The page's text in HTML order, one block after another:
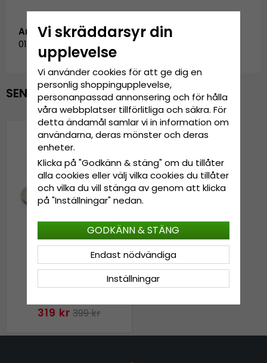
Artikelnummer:
0131095N.natur-3.NO-BAND
SENAST VISADE PRODUKTER
Hattar - Gårda Bellini
319 kr 399 kr
Vi skräddarsyr din
upplevelse
Vi använder cookies för att ge dig en
personlig shoppingupplevelse,
personanpassad annonsering och för hålla
våra webbplatser tillförlitliga och säkra. För
detta ändamål samlar vi in information om
användarna, deras mönster och deras
enheter.
Klicka på "Godkänn & stäng" om du tillåter
alla cookies eller välj vilka cookies du tillåter
och vilka du vill stänga av genom att klicka
på "Inställningar" nedan.
Inställningar
Endast nödvändiga
GODKÄNN & STÄNG